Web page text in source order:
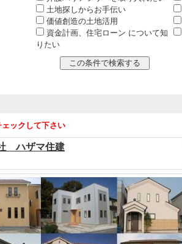
土地探しからお手伝い
価値創造の土地活用
資金計画、住宅ローン について知
りたい
ックして下さい
ハザマ住建